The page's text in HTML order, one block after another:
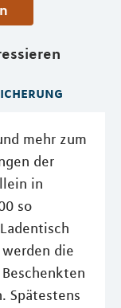
mehr zum
der
in
so
die
Spätestens